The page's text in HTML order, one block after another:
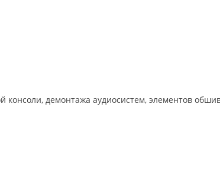
консоли, демонтажа аудиосистем, элементов